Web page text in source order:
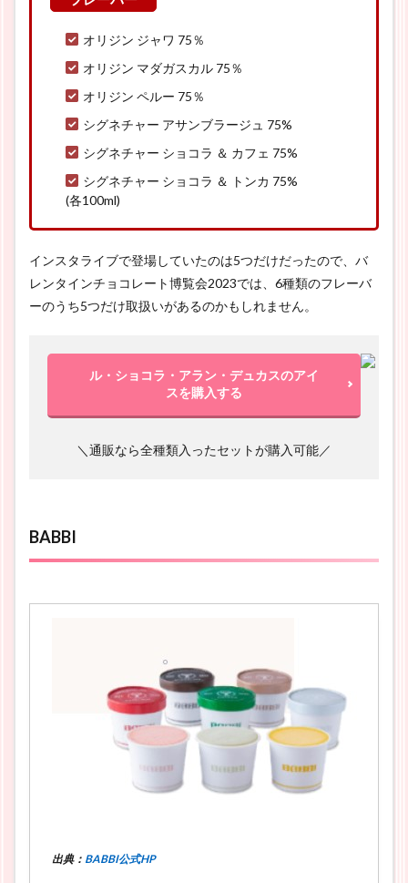
オリジン ジャワ 75％
オリジン マダガスカル 75％
オリジン ペルー 75％
シグネチャー アサンブラージュ 75%
シグネチャー ショコラ ＆ カフェ 75%
シグネチャー ショコラ ＆ トンカ 75%
(各100ml)
インスタライブで登場していたのは5つだけだったので、バ
レンタインチョコレート博覧会2023では、6種類のフレーバ
ーのうち5つだけ取扱いがあるのかもしれません。
ル・ショコラ・アラン・デュカスのアイ
スを購入する
＼通販なら全種類入ったセットが購入可能／
BABBI
出典： BABBI公式HP